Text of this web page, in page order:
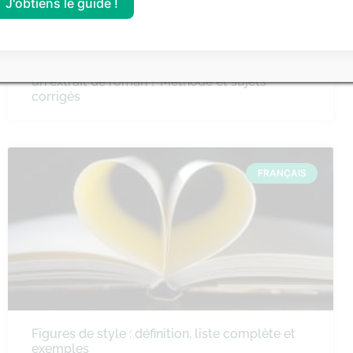
un extrait de roman ? Méthode et sujets
corrigés
FRANÇAIS
Figures de style : définition, liste complète et
exemples